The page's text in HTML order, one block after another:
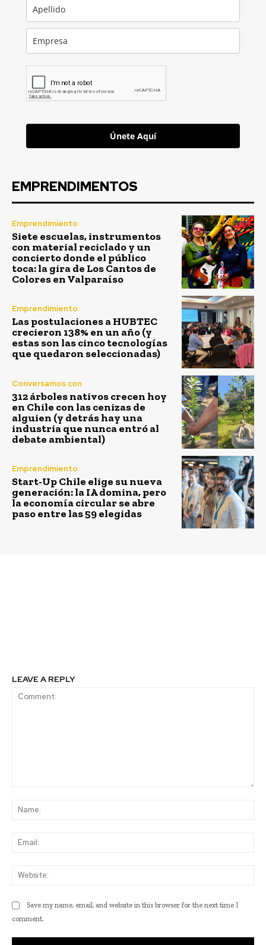
Únete Aquí
EMPRENDIMENTOS
Emprendimiento
Siete escuelas, instrumentos
con material reciclado y un
concierto donde el público
toca: la gira de Los Cantos de
Colores en Valparaíso
Emprendimiento
Las postulaciones a HUBTEC
crecieron 138% en un año (y
estas son las cinco tecnologías
que quedaron seleccionadas)
Conversamos con
312 árboles nativos crecen hoy
en Chile con las cenizas de
alguien (y detrás hay una
industria que nunca entró al
debate ambiental)
Emprendimiento
Start-Up Chile elige su nueva
generación: la IA domina, pero
la economía circular se abre
paso entre las 59 elegidas
LEAVE A REPLY
Save my name, email, and website in this browser for the next time I
comment.